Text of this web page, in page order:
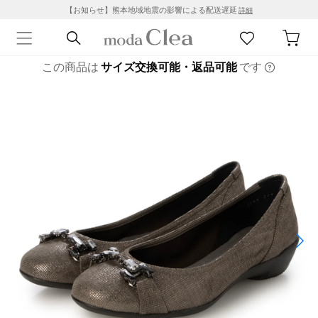
【お知らせ】熊本地域地震の影響による配送遅延 詳細
この商品は サイズ交換可能・返品可能です